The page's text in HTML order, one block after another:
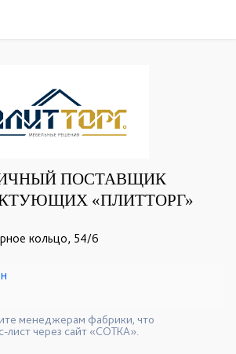
ПОСТАВЩИК
«ПЛИТТОРГ»
кольцо, 54/6
менеджерам фабрики, что
лист через сайт «СОТКА».